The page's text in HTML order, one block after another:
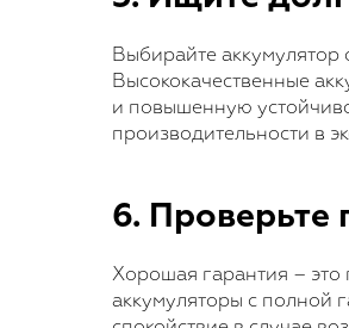
Выбирайте аккумулятор
Высококачественные
и повышенную
производительности в
6. Проверьте
Хорошая гарантия – это
аккумуляторы с полной